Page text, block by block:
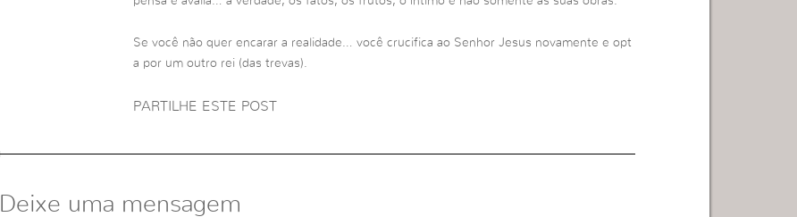
Se você não quer encarar a realidade… você crucifica ao Senhor Jesus novamente e opt
a por um outro rei (das trevas).
PARTILHE ESTE POST
Deixe uma mensagem